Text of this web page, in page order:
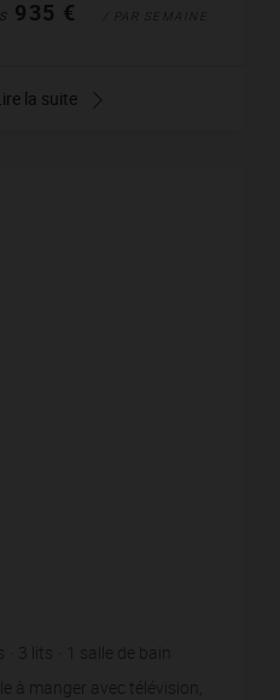
935 €
la suite
3 lits
salle de bain
à manger avec télévision,